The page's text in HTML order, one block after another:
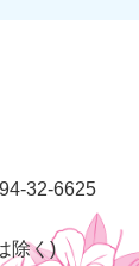
32-6625
除く)